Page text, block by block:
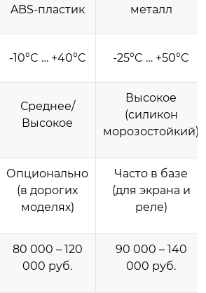
ABS-пластик
металл
-10°C … +40°C -25°C … +50°C
Среднее/
Высокое
Высокое
(силикон
морозостойкий)
Опционально
(в дорогих
моделях)
Часто в базе
(для экрана и
реле)
80 000 – 120
000 руб.
90 000 – 140
000 руб.